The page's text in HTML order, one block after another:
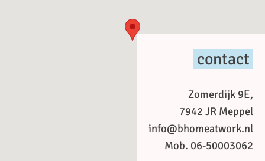
contact
Zomerdijk 9E,
7942 JR Meppel
info@bhomeatwork.nl
Mob. 06-50003062